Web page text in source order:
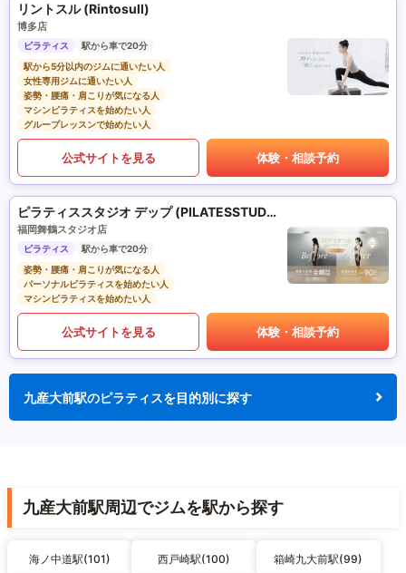
リントスル (Rintosull)
博多店
ピラティス
駅から車で20分
駅から5分以内のジムに通いたい人
女性専用ジムに通いたい人
姿勢・腰痛・肩こりが気になる人
マシンピラティスを始めたい人
グループレッスンで始めたい人
公式サイトを見る 体験・相談予約
ピラティススタジオ デップ (PILATESSTUDIO DEP)
福岡舞鶴スタジオ店
ピラティス
駅から車で20分
姿勢・腰痛・肩こりが気になる人
パーソナルピラティスを始めたい人
マシンピラティスを始めたい人
公式サイトを見る 体験・相談予約
九産大前駅のピラティスを目的別に探す
九産大前駅周辺でジムを駅から探す
海ノ中道駅(101) 西戸崎駅(100) 箱崎九大前駅(99)